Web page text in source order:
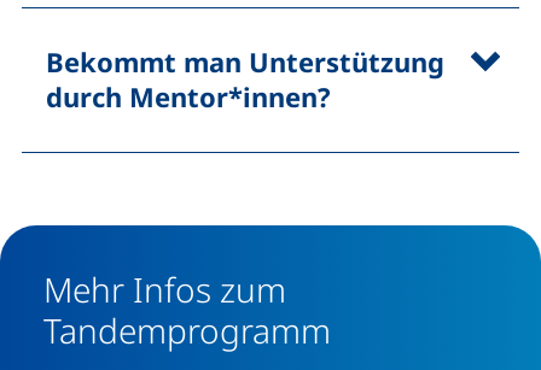
Bekommt man Unterstützung
durch Mentor*innen?
Mehr Infos zum
Tandemprogramm